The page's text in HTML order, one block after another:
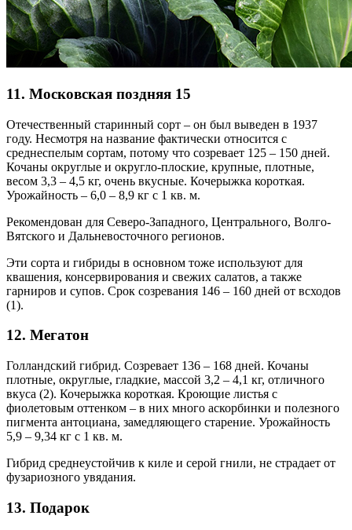
11. Московская поздняя 15
Отечественный старинный сорт – он был выведен в 1937
году. Несмотря на название фактически относится с
среднеспелым сортам, потому что созревает 125 – 150 дней.
Кочаны округлые и округло-плоские, крупные, плотные,
весом 3,3 – 4,5 кг, очень вкусные. Кочерыжка короткая.
Урожайность – 6,0 – 8,9 кг с 1 кв. м.
Рекомендован для Северо-Западного, Центрального, Волго-
Вятского и Дальневосточного регионов.
Эти сорта и гибриды в основном тоже используют для
квашения, консервирования и свежих салатов, а также
гарниров и супов. Срок созревания 146 – 160 дней от всходов
(1).
12. Мегатон
Голландский гибрид. Созревает 136 – 168 дней. Кочаны
плотные, округлые, гладкие, массой 3,2 – 4,1 кг, отличного
вкуса (2). Кочерыжка короткая. Кроющие листья с
фиолетовым оттенком – в них много аскорбинки и полезного
пигмента антоциана, замедляющего старение. Урожайность
5,9 – 9,34 кг с 1 кв. м.
Гибрид среднеустойчив к киле и серой гнили, не страдает от
фузариозного увядания.
13. Подарок